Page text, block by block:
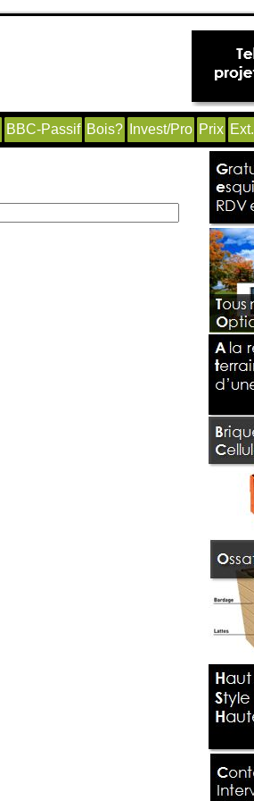
BBC-Passif Bois? Invest/Pro Prix Ext.